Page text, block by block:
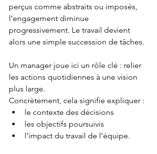
perçus comme abstraits ou imposés,
l’engagement diminue
progressivement. Le travail devient
alors une simple succession de tâches.
Un manager joue ici un rôle clé : relier
les actions quotidiennes à une vision
plus large.
Concrètement, cela signifie expliquer :
le contexte des décisions
les objectifs poursuivis
l’impact du travail de l’équipe.